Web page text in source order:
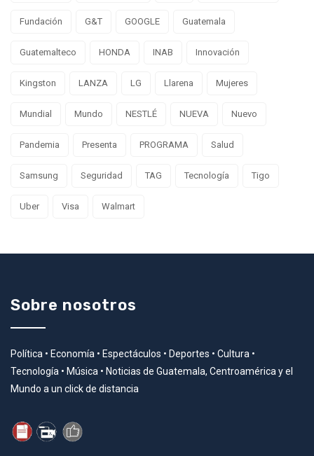
Fundación G&T GOOGLE Guatemala
Guatemalteco HONDA INAB Innovación
Kingston LANZA LG Llarena Mujeres
Mundial Mundo NESTLÉ NUEVA Nuevo
Pandemia Presenta PROGRAMA Salud
Samsung Seguridad TAG Tecnología Tigo
Uber Visa Walmart
Sobre nosotros
Política • Economía • Espectáculos • Deportes • Cultura •
Tecnología • Música • Noticias de Guatemala, Centroamérica y el
Mundo a un click de distancia